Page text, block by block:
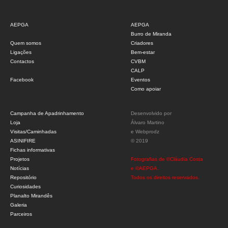
AEPGA
Quem somos
Ligações
Contactos
Facebook
AEPGA
Burro de Miranda
Criadores
Bem-estar
CVBM
CALP
Eventos
Como apoiar
Campanha de Apadrinhamento
Loja
Visitas/Caminhadas
ASINIFIRE
Fichas informativas
Projetos
Notícias
Repositório
Curiosidades
Planalto Mirandês
Galeria
Parceiros
Desenvolvido por
Álvaro Martino
e Webprodz
© 2019
Fotografias de ©Cláudia Costa
e ©AEPGA.
Todos os direitos reservados.